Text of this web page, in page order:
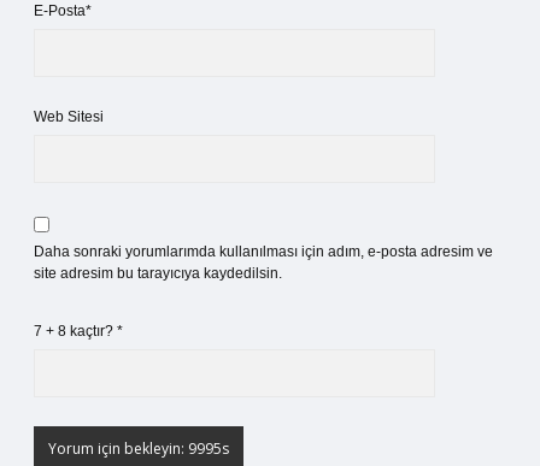
E-Posta*
Web Sitesi
Daha sonraki yorumlarımda kullanılması için adım, e-posta adresim ve
site adresim bu tarayıcıya kaydedilsin.
7 + 8 kaçtır? *